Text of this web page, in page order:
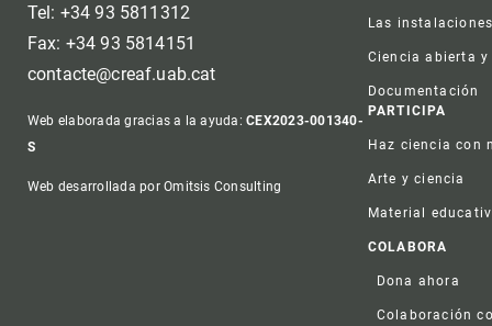
Tel: +34 93 5811312
Fax: +34 93 5814151
contacte@creaf.uab.cat
Web elaborada gracias a la ayuda:CEX2023-001340-
S
Web desarrollada por Omitsis Consulting
Las instalaciones
Ciencia abierta
Documentación
PARTICIPA
Haz ciencia con
Arte y ciencia
Material
COLABORA
Dona ahora
Colaboración